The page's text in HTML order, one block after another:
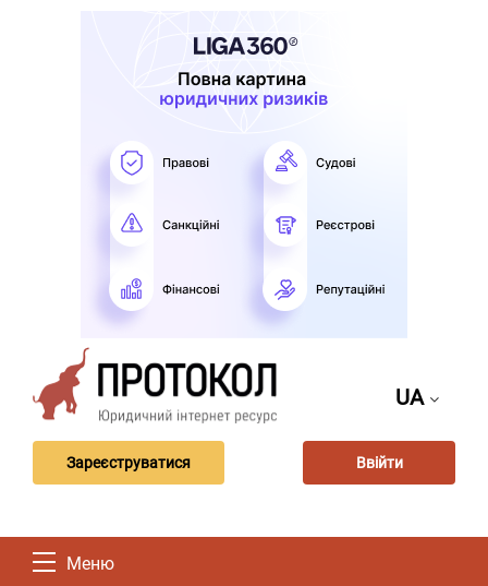
UA
Зареєструватися Ввійти
Меню